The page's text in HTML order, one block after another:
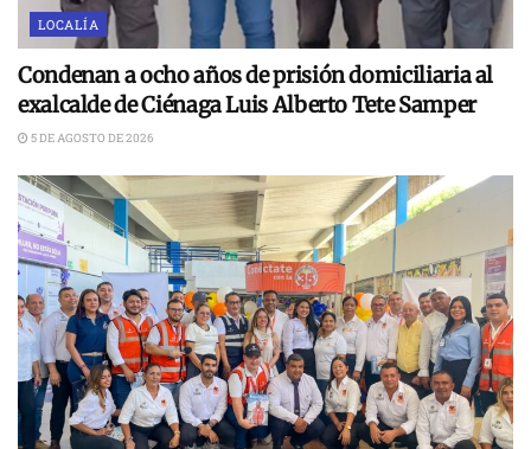
LOCALÍA
Condenan a ocho años de prisión domiciliaria al
exalcalde de Ciénaga Luis Alberto Tete Samper
5 DE AGOSTO DE 2026